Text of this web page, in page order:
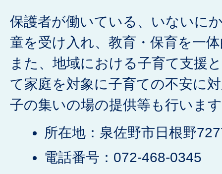
保護者が働いている、いないに
童を受け入れ、教育・保育を一
また、地域における子育て支援
て家庭を対象に子育ての不安に
子の集いの場の提供等も行いま
所在地：泉佐野市日根野
電話番号：072-468-0345